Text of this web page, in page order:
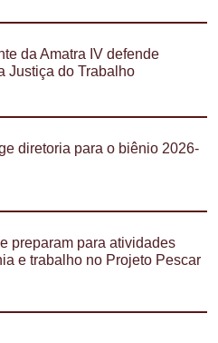
da Amatra IV defende
Justiça do Trabalho
diretoria para o biênio 2026-
preparam para atividades
e trabalho no Projeto Pescar